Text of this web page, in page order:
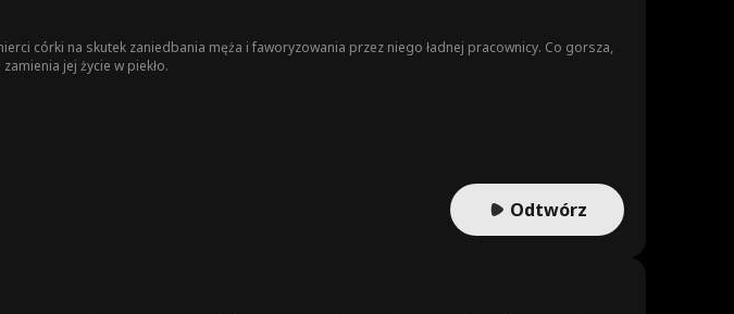
córki na skutek zaniedbania męża i faworyzowania przez niego ładnej pracownicy. Co gorsza,
jej życie w piekło.
Odtwórz